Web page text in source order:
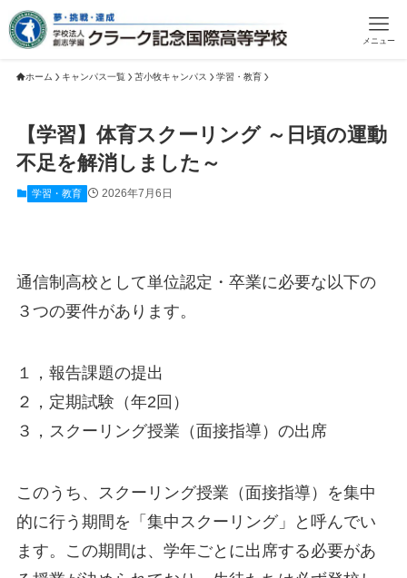
メニュー
ホーム キャンパス一覧 苫小牧キャンパス 学習・教育
【学習】体育スクーリング ～日頃の運動
不足を解消しました～
学習・教育 2026年7月6日
通信制高校として単位認定・卒業に必要な以下の
３つの要件があります。
１，報告課題の提出
２，定期試験（年2回）
３，スクーリング授業（面接指導）の出席
このうち、スクーリング授業（面接指導）を集中
的に行う期間を「集中スクーリング」と呼んでい
ます。この期間は、学年ごとに出席する必要があ